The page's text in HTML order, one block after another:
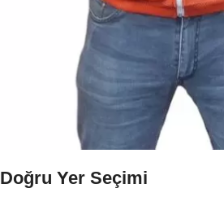
Doğru Yer Seçimi